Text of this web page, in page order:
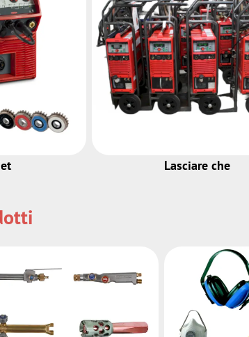
Lasciare che